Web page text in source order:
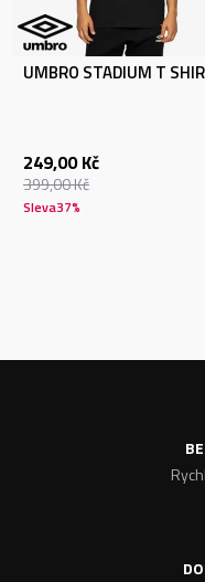
UMBRO STADIUM T
249,00 Kč
399,00Kč
Sleva37%